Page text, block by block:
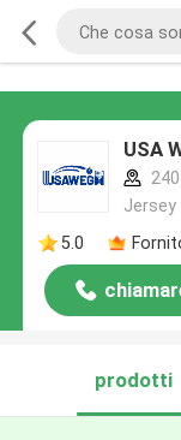
USA
Jersey
5.0
prodotti